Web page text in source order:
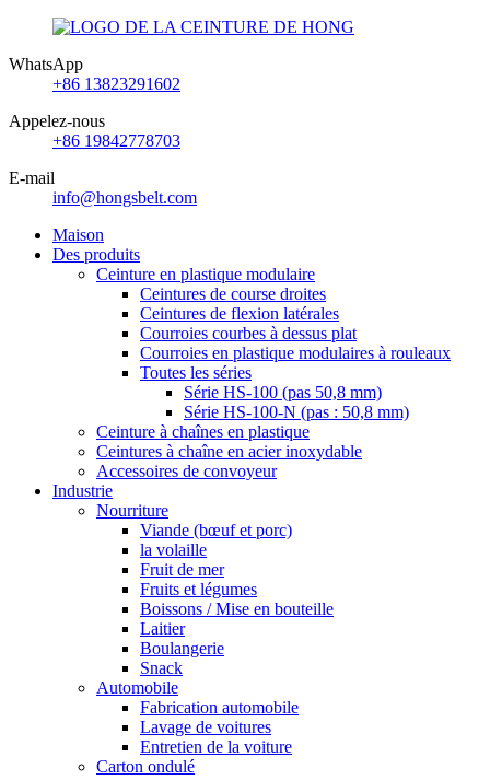
WhatsApp
+86 13823291602
Appelez-nous
+86 19842778703
E-mail
info@hongsbelt.com
Maison
Des produits
Ceinture en plastique modulaire
Ceintures de course droites
Ceintures de flexion latérales
Courroies courbes à dessus plat
Courroies en plastique modulaires à rouleaux
Toutes les séries
Série HS-100 (pas 50,8 mm)
Série HS-100-N (pas : 50,8 mm)
Ceinture à chaînes en plastique
Ceintures à chaîne en acier inoxydable
Accessoires de convoyeur
Industrie
Nourriture
Viande (bœuf et porc)
la volaille
Fruit de mer
Fruits et légumes
Boissons / Mise en bouteille
Laitier
Boulangerie
Snack
Automobile
Fabrication automobile
Lavage de voitures
Entretien de la voiture
Carton ondulé